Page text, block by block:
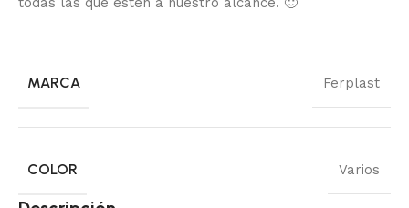
MARCA Ferplast
COLOR Varios